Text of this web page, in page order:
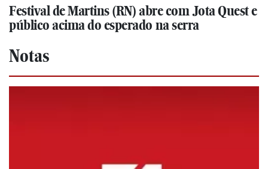
Festival de Martins (RN) abre com Jota Quest e
público acima do esperado na serra
Notas